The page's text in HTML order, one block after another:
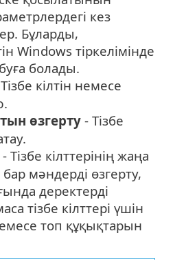
кез
Бұларды,
Windows тіркелімінде
болады.
кілтін немесе
өзгерту - Тізбе
- Тізбе кілттерінің жаңа
мәндерді өзгерту,
деректерді
тізбе кілттері үшін
топ құқықтарын